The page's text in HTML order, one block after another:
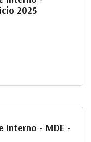
2025
Interno - MDE -